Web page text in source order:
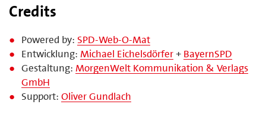
Credits
Powered by: SPD-Web-O-Mat
Entwicklung:Michael Eichelsdörfer+ BayernSPD
Gestaltung:MorgenWelt Kommunikation & Verlags
GmbH
Support:Oliver Gundlach